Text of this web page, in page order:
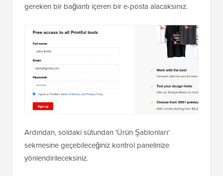
gereken bir bağlantı içeren bir e-posta alacaksınız.
Ardından, soldaki sütundan 'Ürün Şablonları'
sekmesine geçebileceğiniz kontrol panelinize
yönlendirileceksiniz.